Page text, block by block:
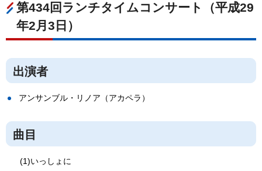
第434回ランチタイムコンサート（平成29
年2月3日）
出演者
アンサンブル・リノア（アカペラ）
曲目
(1)いっしょに